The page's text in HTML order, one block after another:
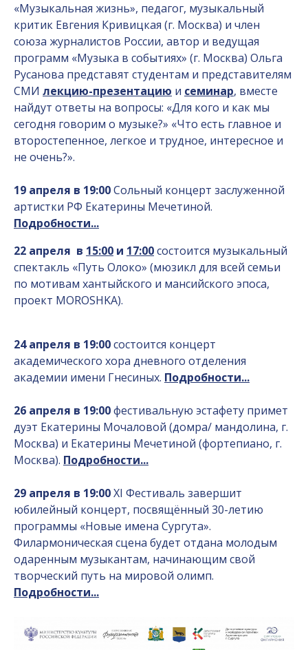
«Музыкальная жизнь», педагог, музыкальный
критик Евгения Кривицкая (г. Москва) и член
союза журналистов России, автор и ведущая
программ «Музыка в событиях» (г. Москва) Ольга
Русанова представят студентам и представителям
СМИ лекцию-презентацию и семинар, вместе
найдут ответы на вопросы: «Для кого и как мы
сегодня говорим о музыке?» «Что есть главное и
второстепенное, легкое и трудное, интересное и
не очень?».
19 апреля в 19:00Сольный концерт заслуженной
артистки РФ Екатерины Мечетиной.
Подробности...
22 апреля в 15:00 и 17:00состоится музыкальный
спектакль «Путь Олоко» (мюзикл для всей семьи
по мотивам хантыйского и мансийского эпоса,
проект MOROSHKA).
24 апреля в 19:00состоится концерт
академического хора дневного отделения
академии имени Гнесиных. Подробности...
26 апреля в 19:00фестивальную эстафету примет
дуэт Екатерины Мочаловой (домра/ мандолина, г.
Москва) и Екатерины Мечетиной (фортепиано, г.
Москва). Подробности...
29 апреля в 19:00XI Фестиваль завершит
юбилейный концерт, посвящённый 30-летию
программы «Новые имена Сургута».
Филармоническая сцена будет отдана молодым
одаренным музыкантам, начинающим свой
творческий путь на мировой олимп.
Подробности...